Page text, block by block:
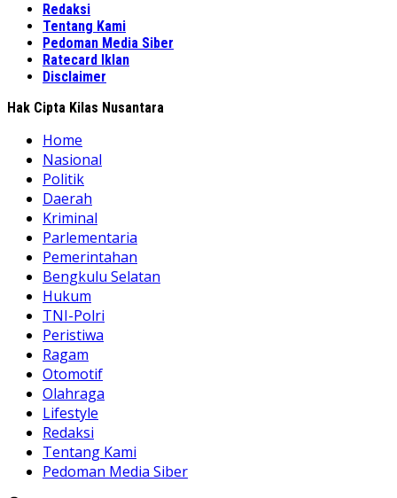
Redaksi
Tentang Kami
Pedoman Media Siber
Ratecard Iklan
Disclaimer
Hak Cipta Kilas Nusantara
Home
Nasional
Politik
Daerah
Kriminal
Parlementaria
Pemerintahan
Bengkulu Selatan
Hukum
TNI-Polri
Peristiwa
Ragam
Otomotif
Olahraga
Lifestyle
Redaksi
Tentang Kami
Pedoman Media Siber